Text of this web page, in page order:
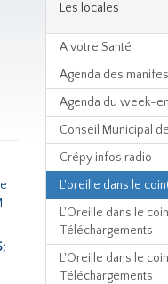
Les locales
A votre Santé
Agenda des
Agenda du week-
Conseil Municipal
Crépy infos radio
L'oreille dans le
L'Oreille dans le
Téléchargements
L'Oreille dans le
Téléchargements